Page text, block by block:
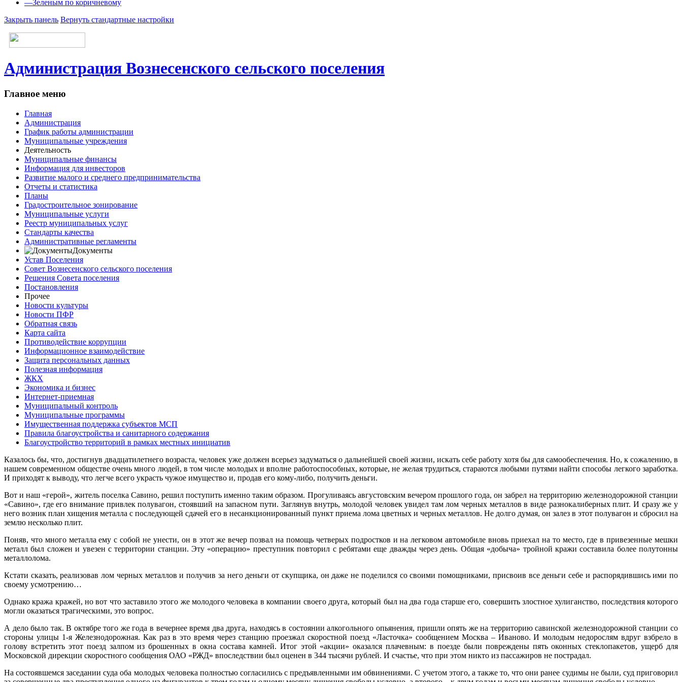
—Зеленым по коричневому
Закрыть панель Вернуть стандартные настройки
Администрация Вознесенского сельского поселения
Главное меню
Главная
Администрация
График работы администрации
Муниципальные учреждения
Деятельность
Муниципальные финансы
Информация для инвесторов
Развитие малого и среднего предпринимательства
Отчеты и статистика
Планы
Градостроительное зонирование
Муниципальные услуги
Реестр муниципальных услуг
Стандарты качества
Административные регламенты
Документы
Устав Поселения
Совет Вознесенского сельского поселения
Решения Совета поселения
Постановления
Прочее
Новости культуры
Новости ПФР
Обратная связь
Карта сайта
Противодействие коррупции
Информационное взаимодействие
Защита персональных данных
Полезная информация
ЖКХ
Экономика и бизнес
Интернет-приемная
Муниципальный контроль
Муниципальные программы
Имущественная поддержка субъектов МСП
Правила благоустройства и санитарного содержания
Благоустройство территорий в рамках местных инициатив
Казалось бы, что, достигнув двадцатилетнего возраста, человек уже должен всерьез задуматься о дальнейшей своей жизни, искать себе работу хотя бы для самообеспечения. Но, к сожалению, в
нашем современном обществе очень много людей, в том числе молодых и вполне работоспособных, которые, не желая трудиться, стараются любыми путями найти способы легкого заработка.
И приходят к выводу, что легче всего украсть чужое имущество и, продав его кому-либо, получить деньги.
Вот и наш «герой», житель поселка Савино, решил поступить именно таким образом. Прогуливаясь августовским вечером прошлого года, он забрел на территорию железнодорожной станции
«Савино», где его внимание привлек полувагон, стоявший на запасном пути. Заглянув внутрь, молодой человек увидел там лом черных металлов в виде разнокалиберных плит. И сразу же у
него возник план хищения металла с последующей сдачей его в несанкционированный пункт приема лома цветных и черных металлов. Не долго думая, он залез в этот полувагон и сбросил на
землю несколько плит.
Поняв, что много металла ему с собой не унести, он в этот же вечер позвал на помощь четверых подростков и на легковом автомобиле вновь приехал на то место, где в привезенные мешки
металл был сложен и увезен с территории станции. Эту «операцию» преступник повторил с ребятами еще дважды через день. Общая «добыча» тройной кражи составила более полутонны
металлолома.
Кстати сказать, реализовав лом черных металлов и получив за него деньги от скупщика, он даже не поделился со своими помощниками, присвоив все деньги себе и распорядившись ими по
своему усмотрению…
Однако кража кражей, но вот что заставило этого же молодого человека в компании своего друга, который был на два года старше его, совершить злостное хулиганство, последствия которого
могли оказаться трагическими, это вопрос.
А дело было так. В октябре того же года в вечернее время два друга, находясь в состоянии алкогольного опьянения, пришли опять же на территорию савинской железнодорожной станции со
стороны улицы 1-я Железнодорожная. Как раз в это время через станцию проезжал скоростной поезд «Ласточка» сообщением Москва – Иваново. И молодым недорослям вдруг взбрело в
голову встретить этот поезд залпом из брошенных в окна состава камней. Итог этой «акции» оказался плачевным: в поезде были повреждены пять оконных стеклопакетов, ущерб для
Московской дирекции скоростного сообщения ОАО «РЖД» впоследствии был оценен в 344 тысячи рублей. И счастье, что при этом никто из пассажиров не пострадал.
На состоявшемся заседании суда оба молодых человека полностью согласились с предъявленными им обвинениями. С учетом этого, а также то, что они ранее судимы не были, суд приговорил